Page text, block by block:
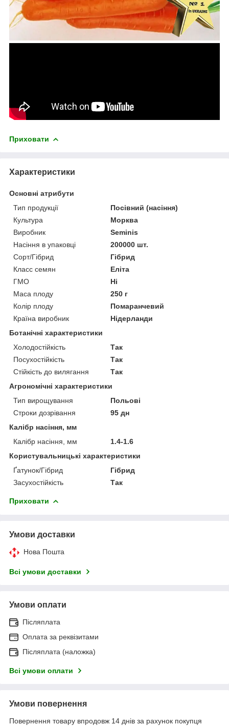
Приховати
Характеристики
Основні атрибути
Тип продукції
Посівний (насіння)
Культура
Морква
Виробник
Seminis
Насіння в упаковці
200000 шт.
Сорт/Гібрид
Гібрид
Класс семян
Еліта
ГМО
Ні
Маса плоду
250 г
Колір плоду
Помаранчевий
Країна виробник
Нідерланди
Ботанічні характеристики
Холодостійкість
Так
Посухостійкість
Так
Стійкість до вилягання
Так
Агрономічні характеристики
Тип вирощування
Польові
Строки дозрівання
95 дн
Калібр насіння, мм
Калібр насіння, мм
1.4-1.6
Користувальницькі характеристики
Ґатунок/Гібрид
Гібрид
Засухостійкість
Так
Приховати
Умови доставки
Нова Пошта
Всі умови доставки
Умови оплати
Післяплата
Оплата за реквізитами
Післяплата (наложка)
Всі умови оплати
Умови повернення
Повернення товару впродовж 14 днів за рахунок покупця